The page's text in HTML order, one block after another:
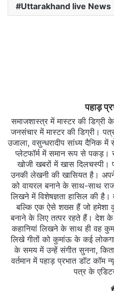
Uttarakhand live News
पहाड़
समाजशास्त्र में मास्टर की
जनसंचार में मास्टर की डिग्री।
उजाला, वसुन्धरादीप सांध्य दैनिक में
प्लेटफॉर्म में समान रूप से पकड़।
खोजी खबरों में खास दिलचस्‍पी।
उनकी लेखनी की खासियत है।
को वायरल बनाने के साथ-साथ
लिखने में विशेषज्ञता हासिल की
बल्कि एक ऐसे शख्स हैं जो
बनाने के लिए तत्पर रहते हैं। देश के
कहानियां लिखने के साथ ही वह
लिखे गीतों को कुमांऊ के कई
के समय में उन्हें संगीत सुनना,
वर्तमान में पहाड़ प्रभात डॉट कॉम
पत्र के